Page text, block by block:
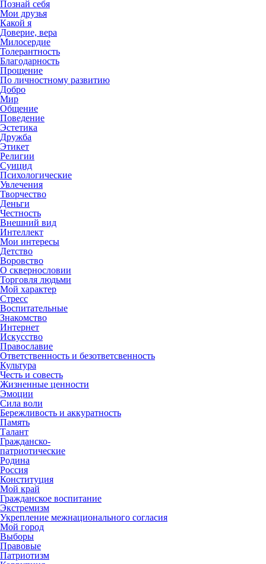
Познай себя
Мои друзья
Какой я
Доверие, вера
Милосердие
Толерантность
Благодарность
Прощение
По личностному развитию
Добро
Мир
Общение
Поведение
Эстетика
Дружба
Этикет
Религии
Суицид
Психологические
Увлечения
Творчество
Деньги
Честность
Внешний вид
Интеллект
Мои интересы
Детство
Воровство
О сквернословии
Торговля людьми
Мой характер
Стресс
Воспитательные
Знакомство
Интернет
Искусство
Православие
Ответственность и безответсвенность
Культура
Честь и совесть
Жизненные ценности
Эмоции
Сила воли
Бережливость и аккуратность
Память
Талант
Гражданско-
патриотические
Родина
Россия
Конституция
Мой край
Гражданское воспитание
Экстремизм
Укрепление межнационального согласия
Мой город
Выборы
Правовые
Патриотизм